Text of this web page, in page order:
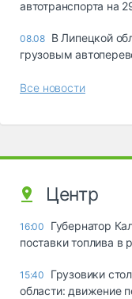
автотранспорта на
08.08 В Липецкой
грузовым
Все новости
Центр
16:00
Губернатор
поставки топлива в
15:40
Грузовики
области: движение